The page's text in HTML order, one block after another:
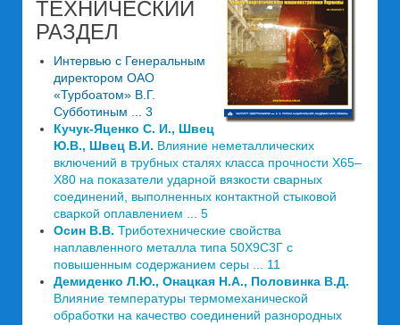
ТЕХНИЧЕСКИЙ
РАЗДЕЛ
Интервью с Генеральным
директором ОАО
«Турбоатом» В.Г.
Субботиным ... 3
Кучук-Яценко С. И., Швец
Ю.В., Швец В.И. Влияние неметаллических
включений в трубных сталях класса прочности Х65–
Х80 на показатели ударной вязкости сварных
соединений, выполненных контактной стыковой
сваркой оплавлением ... 5
Осин В.В. Триботехнические свойства
наплавленного металла типа 50Х9С3Г с
повышенным содержанием серы ... 11
Демиденко Л.Ю., Онацкая Н.А., Половинка В.Д.
Влияние температуры термомеханической
обработки на качество соединений разнородных